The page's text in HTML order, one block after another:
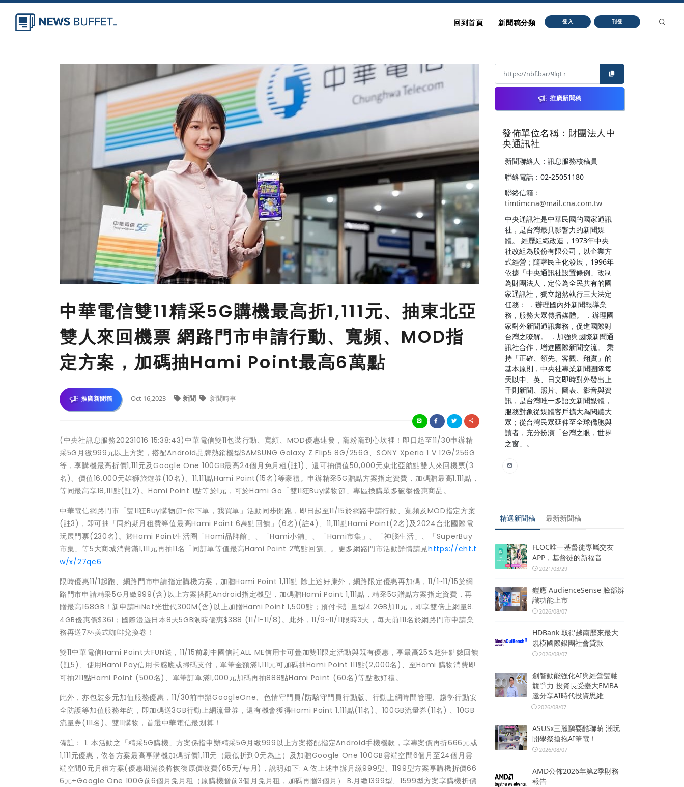
回到首頁 新聞稿分類 登入 刊登
中華電信雙11精采5G購機最高折1,111元、抽東北亞
雙人來回機票 網路門市申請行動、寬頻、MOD指
定方案，加碼抽Hami Point最高6萬點
推廣新聞稿 Oct 16,2023 新聞 新聞時事
(中央社訊息服務20231016 15:38:43)中華電信雙11包裝行動、寬頻、MOD優惠連發，寵粉寵到心坎裡！即日起至11/30申辦精
采5G月繳999元以上方案，搭配Android品牌熱銷機型SAMSUNG Galaxy Z Flip5 8G/256G、SONY Xperia 1 V 12G/256G
等，享購機最高折價1,111元及Google One 100GB最高24個月免月租(註1)、還可抽價值50,000元東北亞航點雙人來回機票(3
名)、價值16,000元雄獅旅遊券(10名)、11,111點Hami Point(15名)等豪禮。申辦精采5G贈點方案指定資費，加碼贈最高1,111點，
等同最高享18,111點(註2)。Hami Point 1點等於1元，可於Hami Go「雙11狂Buy購物節」專區換購眾多破盤優惠商品。
中華電信網路門市「雙11狂Buy購物節-你下單，我買單」活動同步開跑，即日起至11/15於網路申請行動、寬頻及MOD指定方案
(註3)，即可抽「同約期月租費等值最高Hami Point 6萬點回饋」(6名)(註4)、11,111點Hami Point(2名)及2024台北國際電
玩展門票(230名)。於Hami Point生活圈「Hami品牌館」、「Hami小舖」、「Hami市集」、「神腦生活」、「SuperBuy
市集」等5大商城消費滿1,111元再抽11名「同訂單等值最高Hami Point 2萬點回饋」。更多網路門市活動詳情請見https://cht.t
w/x/27qc6
限時優惠11/1起跑、網路門市申請指定購機方案，加贈Hami Point 1,111點 除上述好康外，網路限定優惠再加碼，11/1~11/15於網
路門市申請精采5G月繳999(含)以上方案搭配Android指定機型，加碼贈Hami Point 1,111點，精采5G贈點方案指定資費，再
贈最高168GB！新申請HiNet光世代300M(含)以上加贈Hami Point 1,500點；預付卡計量型4.2GB加11元，即享雙倍上網量8.
4GB優惠價$361；國際漫遊日本8天5GB限時優惠$388 (11/1-11/8)。此外，11/9~11/11限時3天，每天前111名於網路門市申請業
務再送7杯美式咖啡兌換卷！
雙11中華電信Hami Point大FUN送，11/15前刷中國信託ALL ME信用卡可疊加雙11限定活動與既有優惠，享最高25%超狂點數回饋
(註5)、使用Hami Pay信用卡感應或掃碼支付，單筆金額滿1,111元可加碼抽Hami Point 111點(2,000名)、至Hami 購物消費即
可抽211點Hami Point (500名)、單筆訂單滿1,000元加碼再抽888點Hami Point (60名)等點數好禮。
此外，亦包裝多元加值服務優惠，11/30前申辦GoogleOne、色情守門員/防駭守門員行動版、行動上網時間管理、趨勢行動安
全防護等加值服務年約，即加碼送3GB行動上網流量券，還有機會獲得Hami Point 1,111點(11名)、100GB流量券(11名) 、10GB
流量券(111名)。雙11購物，首選中華電信最划算！
備註： 1. 本活動之「精采5G購機」方案係指申辦精采5G月繳999以上方案搭配指定Android手機機款，享專案價再折666元或
1,111元優惠，依各方案最高享購機加碼折價1,111元（最低折到0元為止）及加贈Google One 100GB雲端空間6個月至24個月雲
端空間0元月租方案(優惠期滿後將恢復原價收費(65元/每月)，說明如下: A.依上述申辦月繳999型、1199型方案享購機折價66
6元+Google One 100G前6個月免月租（原購機贈前3個月免月租，加碼再贈3個月） B.月繳1399型、1599型方案享購機折價
推廣新聞稿
發佈單位名稱：財團法人中
央通訊社
新聞聯絡人：訊息服務核稿員
聯絡電話：02-25051180
聯絡信箱：
timtimcna@mail.cna.com.tw
中央通訊社是中華民國的國家通訊
社，是台灣最具影響力的新聞媒
體。 經歷組織改造，1973年中央
社改組為股份有限公司，以企業方
式經營；隨著民主化發展，1996年
依據「中央通訊社設置條例」改制
為財團法人，定位為全民共有的國
家通訊社，獨立超然執行三大法定
任務： ．辦理國內外新聞報導業
務，服務大眾傳播媒體。 ．辦理國
家對外新聞通訊業務，促進國際對
台灣之瞭解。 ．加強與國際新聞通
訊社合作，增進國際新聞交流。 秉
持「正確、領先、客觀、翔實」的
基本原則，中央社專業新聞團隊每
天以中、英、日文即時對外發出上
千則新聞、照片、圖表、影音與資
訊，是台灣唯一多語文新聞媒體，
服務對象從媒體客戶擴大為閱聽大
眾；從台灣民眾延伸至全球僑胞與
讀者，充分扮演「台灣之眼，世界
之窗」。
精選新聞稿 最新新聞稿
FLOC唯一基督徒專屬交友
APP，基督徒的新福音
2021/03/29
鎧應 AudienceSense 臉部辨
識功能上市
2026/08/07
HDBank 取得越南歷來最大
規模國際銀團社會貸款
2026/08/07
創智動能強化AI與經營雙軸
競爭力 投資長受臺大EMBA
邀分享AI時代投資思維
2026/08/07
ASUSx三麗鷗耍酷聯萌 潮玩
開學祭搶抱AI筆電！
2026/08/07
AMD公佈2026年第2季財務
報告